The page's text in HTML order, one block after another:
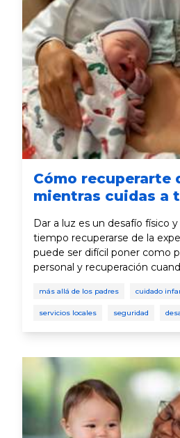
Cómo recuperarte
mientras cuidas a
Dar a luz es un desafío físico
tiempo recuperarse de la
puede ser difícil poner como
personal y recuperación
como nueva madre.
más allá de los padres cuidado
servicios locales seguridad